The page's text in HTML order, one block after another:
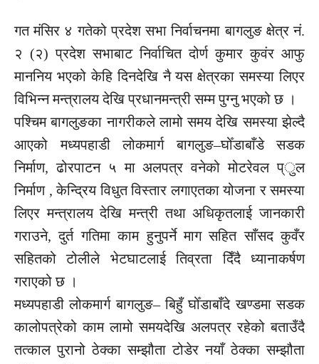
गत मंसिर ४ गतेको प्रदेश सभा निर्वाचनमा बागलुङ क्षेत्र नं.
२ (२) प्रदेश सभाबाट निर्वाचित दोर्ण कुमार कुवंर आफु
माननिय भएको केहि दिनदेखि नै यस क्षेत्रका समस्या लिएर
विभिन्न मन्त्रालय देखि प्रधानमन्त्री सम्म पुग्नु भएको छ ।
पश्चिम बागलुङका नागरीकले लामो समय देखि समस्या झेल्दै
आएको मध्यपहाडी लोकमार्ग बागलुङ–घोँडाबाँडे सडक
निर्माण, ढोरपाटन ५ मा अलपत्र वनेको मोटरेवल प्ुल
निर्माण , केन्द्रिय विधुत विस्तार लगाएतका योजना र समस्या
लिएर मन्त्रालय देखि मन्त्री तथा अधिकृतलाई जानकारी
गराउने, दुर्त गतिमा काम हुनुपर्ने माग सहित साँसद कुवँर
सहितको टोलीले भेटघाटलाई तिव्रता दिँदै ध्यानाकर्षण
गराएको छ ।
मध्यपहाडी लोकमार्ग बागलुङ– बिहुँ घोँडाबाँदे खण्डमा सडक
कालोपत्रेको काम लामो समयदेखि अलपत्र रहेको बताउँदै
तत्काल पुरानो ठेक्का सम्झौता टोडेर नयाँ ठेक्का सम्झौता